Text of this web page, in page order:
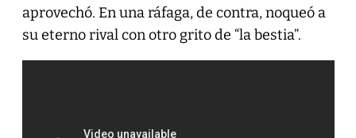
aprovechó. En una ráfaga, de contra, noqueó a
su eterno rival con otro grito de “la bestia”.